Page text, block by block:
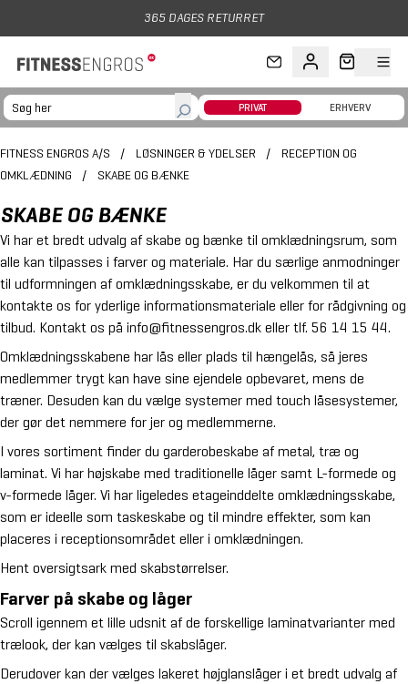
PRIVAT ERHVERV
FITNESS ENGROS A/S / LØSNINGER & YDELSER /
RECEPTION OG
OMKLÆDNING
/ SKABE OG BÆNKE
SKABE OG BÆNKE
Vi har et bredt udvalg af skabe og bænke til omklædningsrum, som
alle kan tilpasses i farver og materiale. Har du særlige anmodninger
til udformningen af omklædningsskabe, er du velkommen til at
kontakte os for yderlige informationsmateriale eller for rådgivning og
tilbud. Kontakt os på info@fitnessengros.dk eller tlf. 56 14 15 44.
Omklædningsskabene har lås eller plads til hængelås, så jeres
medlemmer trygt kan have sine ejendele opbevaret, mens de
træner. Desuden kan du vælge systemer med touch låsesystemer,
der gør det nemmere for jer og medlemmerne.
I vores sortiment finder du garderobeskabe af metal, træ og
laminat. Vi har højskabe med traditionelle låger samt L-formede og
v-formede låger. Vi har ligeledes etageinddelte omklædningsskabe,
som er ideelle som taskeskabe og til mindre effekter, som kan
placeres i receptionsområdet eller i omklædningen.
Hent oversigtsark med skabstørrelser.
Farver på skabe og låger
Scroll igennem et lille udsnit af de forskellige laminatvarianter med
trælook, der kan vælges til skabslåger.
Derudover kan der vælges lakeret højglanslåger i et bredt udvalg af